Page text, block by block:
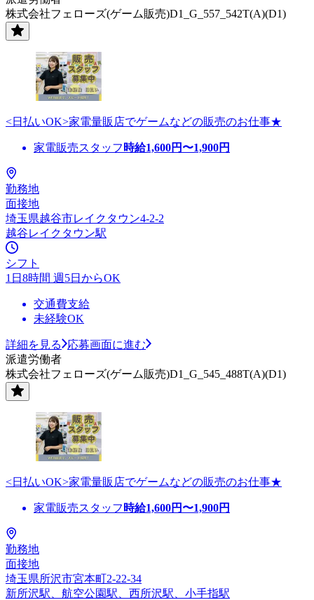
株式会社フェローズ(ゲーム販売)D1_G_557_542T(A)(D1)
<日払いOK>家電量販店でゲームなどの販売のお仕事★
家電販売スタッフ 時給1,600円〜1,900円
勤務地
面接地
埼玉県越谷市レイクタウン4-2-2
越谷レイクタウン駅
シフト
1日8時間 週5日からOK
交通費支給
未経験OK
詳細を見る
応募画面に進む
派遣労働者
株式会社フェローズ(ゲーム販売)D1_G_545_488T(A)(D1)
<日払いOK>家電量販店でゲームなどの販売のお仕事★
家電販売スタッフ 時給1,600円〜1,900円
勤務地
面接地
埼玉県所沢市宮本町2-22-34
新所沢駅、航空公園駅、西所沢駅、小手指駅